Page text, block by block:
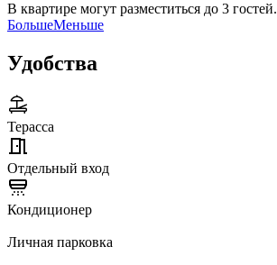
В квартире могут разместиться до 3 гостей.
БольшеМеньше
Удобства
Терасса
Отдельный вход
Кондиционер
Личная парковка